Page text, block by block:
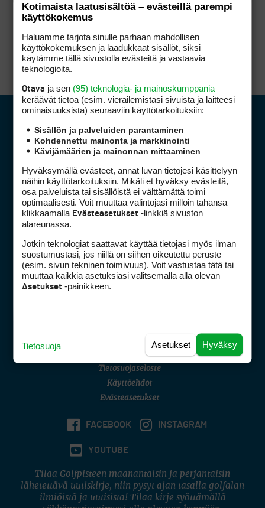
Golfpiste mediakortti
Golfpisteen yhteystiedot
DSA avoimuusraportti
Asiakaspalvelu
(digi) digi@otavamedia.fi
Tietosuojaseloste
Käyttöehdot
Evästeasetukset
FACEBOOK INSTAGRAM
YOUTUBE
Tilaa Golfpisteen maanantaisin ja perjantaisin
lähetettävä uutiskirje, niin pysyt ajan tasalla golfalan
ilmiöistä ja uutisista! Tilaa kirje syöttämällä
Kotimaista laatusisältöä – evästeillä parempi
käyttökokemus
Haluamme tarjota sinulle parhaan mahdollisen
käyttökokemuksen ja laadukkaat sisällöt, siksi
käytämme tällä sivustolla evästeitä ja vastaavia
teknologioita.
Otava ja sen (95) teknologia- ja mainoskumppania
keräävät tietoa (esim. vierailemis­tasi sivuista ja laitteesi
ominaisuuk­sista) seuraaviin käyttötarkoituksiin:
Sisällön ja palveluiden parantaminen
Kohdennettu mainonta ja markkinointi
Kävijämäärien ja mainonnan mittaaminen
Hyväksymällä evästeet, annat luvan tietojesi käsittelyyn
näihin käyttötarkoituksiin. Mikäli et hyväksy evästeitä,
osa palveluista tai sisällöistä ei välttämättä toimi
optimaalisesti. Voit muuttaa valintojasi milloin tahansa
klikkaamalla Evästeasetukset -linkkiä sivuston
alareunassa.
Jotkin teknologiat saattavat käyttää tietojasi myös ilman
suostumustasi, jos niillä on siihen oikeutettu peruste
(esim. sivun tekninen toimivuus). Voit vastustaa tätä tai
muuttaa kaikkia asetuksiasi valitsemalla alla olevan
Asetukset -painikkeen.
Hyväksy
Asetukset
Tietosuoja